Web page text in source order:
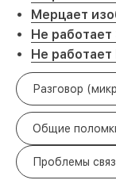
Мерцает
Не работает
Не работает
Разговор
Общие
Проблемы